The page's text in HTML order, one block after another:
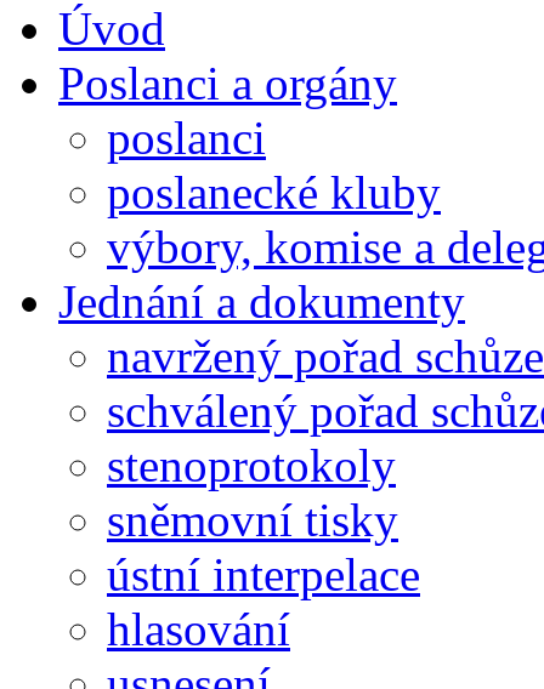
Úvod
Poslanci a orgány
poslanci
poslanecké kluby
výbory, komise a
Jednání a dokumenty
navržený pořad schůze
schválený pořad
stenoprotokoly
sněmovní tisky
ústní interpelace
hlasování